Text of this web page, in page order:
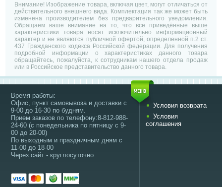
Внимание! Изображение товара, включая цвет, могут отличаться от
действительного внешнего вида. Комплектация так же может быть
изменена производителем без предварительного уведомления.
Обращаем ваше внимание на то, что все приведённые выше
характеристики товара носят исключительно информационный
характер и не являются публичной офертой, определенной п.2 ст.
437 Гражданского кодекса Российской федерации. Для получения
подробной информации о характеристиках данного товара
обращайтесь, пожалуйста, к сотрудникам нашего отдела продаж
или в Российское представительство данного товара.
Время работы:
Офис, пункт самовывоза и доставки с
9-00 до 16-30 по будням.
Прием заказов по телефону:8-812-988-
24-60 (с понедельника по пятницу с 9-
00 до 20-00)
По выходным и праздничным дням с
11-00 до 18-00
Через сайт - круглосуточно.
Условия возврата
Условия
соглашения